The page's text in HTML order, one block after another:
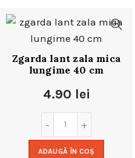
Zgarda lant zala mica
lungime 40 cm
4.90 lei
ADAUGĂ ÎN COȘ